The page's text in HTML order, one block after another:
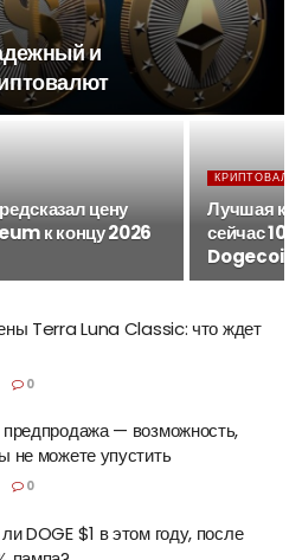
и
цену
к концу 2026
Лучшая
сейчас 10
Dogecoin
Terra Luna Classic: что ждет
0
предпродажа — возможность,
не можете упустить
0
DOGE $1 в этом году, после